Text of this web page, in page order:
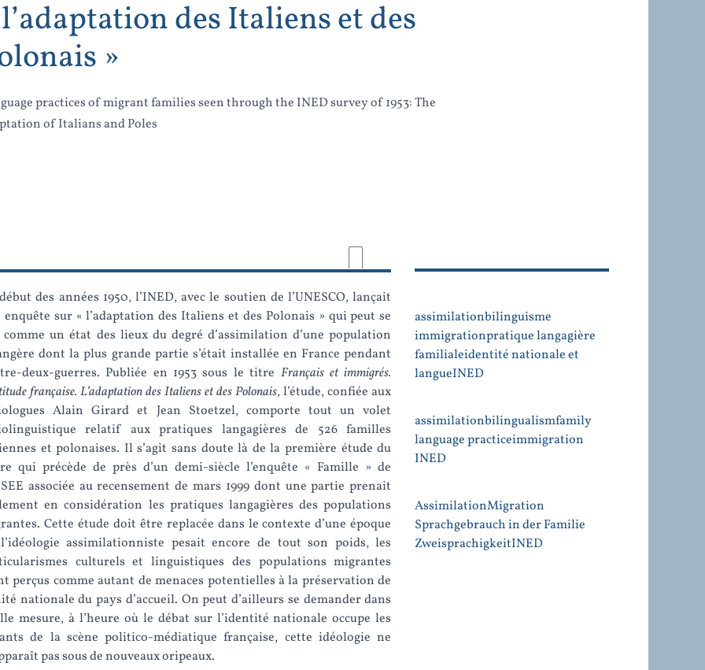
des Italiens et des
»
practices of migrant families seen through the INED survey of 1953:The
of Italians and Poles
des années 1950, l’INED, avec le soutien de l’UNESCO, lançait
enquête sur « l’adaptation des Italiens et des Polonais » qui peut se
un état des lieux du degré d’assimilation d’une population
dont la plus grande partie s’était installée en France pendant
deux-guerres. Publiée en 1953 sous le titre Français et immigrés.
française. L’adaptation des Italiens et des Polonais, l’étude, confiée aux
Alain Girard et Jean Stoetzel, comporte tout un volet
relatif aux pratiques langagières de 526 familles
et polonaises. Il s’agit sans doute là de la première étude du
qui précède de près d’un demi-siècle l’enquête « Famille » de
associée au recensement de mars 1999 dont une partie prenait
en considération les pratiques langagières des populations
Cette étude doit être replacée dans le contexte d’une époque
assimilationniste pesait encore de tout son poids, les
culturels et linguistiques des populations migrantes
perçus comme autant de menaces potentielles à la préservation de
nationale du pays d’accueil. On peut d’ailleurs se demander dans
mesure, à l’heure où le débat sur l’identité nationale occupe les
de la scène politico-médiatique française, cette idéologie ne
pas sous de nouveaux oripeaux.
assimilationbilinguisme
immigrationpratique langagière
familialeidentité nationale et
langueINED
assimilationbilingualismfamily
language practiceimmigration
INED
AssimilationMigration
Sprachgebrauch in der Familie
ZweisprachigkeitINED